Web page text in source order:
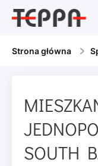
Strona główna
SOUTH